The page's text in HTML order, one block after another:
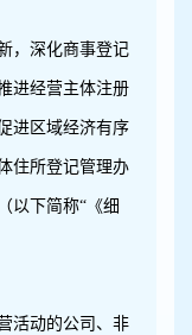
，深化商事登记
进经营主体注册
进区域经济有序
住所登记管理办
以下简称“《细
活动的公司、非